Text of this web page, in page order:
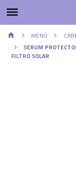
MENÚ
SERUM
FILTRO SOLAR